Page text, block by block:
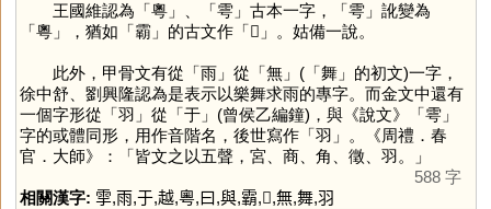
王國維認為「粵」、「雩」古本一字，「雩」訛變為
「粵」，猶如「霸」的古文作「𣍸 」。姑備一說。
此外，甲骨文有從「雨」從「無」(「舞」的初文)一字，
徐中舒、劉興隆認為是表示以樂舞求雨的專字。而金文中還有
一個字形從「羽 」從「于」(曾侯乙編鐘)，與《說文》「雩」
字的或體同形，用作音階名，後世寫作「羽 」。《周禮．春
官．大師》：「皆文之以五聲，宮、商、角、徵、羽。」
588 字
相關漢字: 𩁹,雨,于,越,粵,曰,與,霸,𣍸,無,舞,羽